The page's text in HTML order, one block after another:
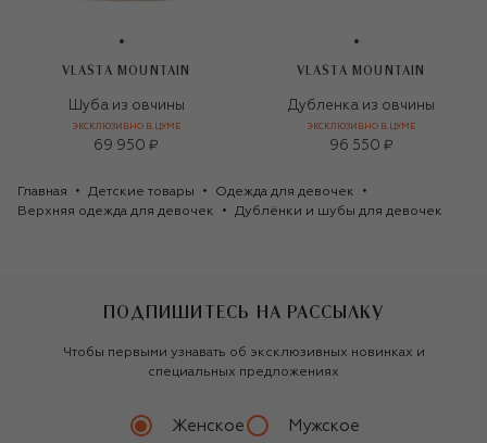
VLASTA MOUNTAIN
Шуба из овчины
ЭКСКЛЮЗИВНО В ЦУМЕ
69 950 ₽
VLASTA MOUNTAIN
Дубленка из овчины
ЭКСКЛЮЗИВНО В ЦУМЕ
96 550 ₽
Главная Детские товары
Одежда для девочек
Верхняя одежда для девочек
Дублёнки и шубы для девочек
ПОДПИШИТЕСЬ НА РАССЫЛКУ
Чтобы первыми узнавать об эксклюзивных новинках и
специальных предложениях
Женское Мужское